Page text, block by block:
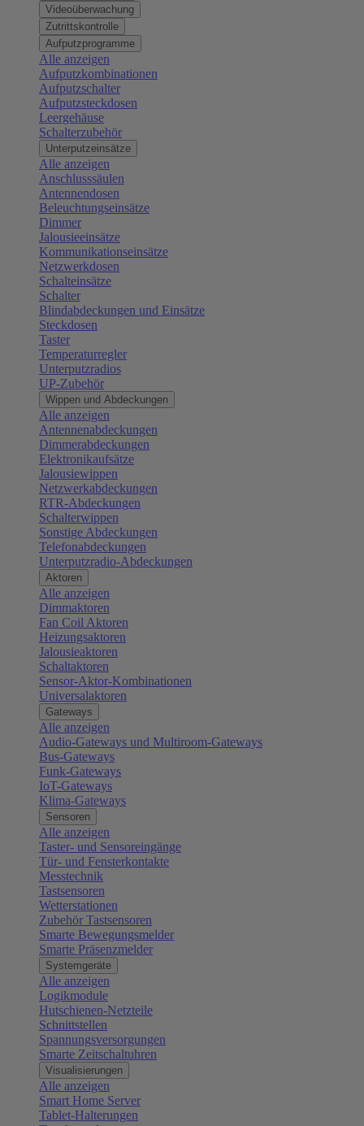
Videoüberwachung
Zutrittskontrolle
Aufputzprogramme
Alle anzeigen
Aufputzkombinationen
Aufputzschalter
Aufputzsteckdosen
Leergehäuse
Schalterzubehör
Unterputzeinsätze
Alle anzeigen
Anschlusssäulen
Antennendosen
Beleuchtungseinsätze
Dimmer
Jalousieeinsätze
Kommunikationseinsätze
Netzwerkdosen
Schalteinsätze
Schalter
Blindabdeckungen und Einsätze
Steckdosen
Taster
Temperaturregler
Unterputzradios
UP-Zubehör
Wippen und Abdeckungen
Alle anzeigen
Antennenabdeckungen
Dimmerabdeckungen
Elektronikaufsätze
Jalousiewippen
Netzwerkabdeckungen
RTR-Abdeckungen
Schalterwippen
Sonstige Abdeckungen
Telefonabdeckungen
Unterputzradio-Abdeckungen
Aktoren
Alle anzeigen
Dimmaktoren
Fan Coil Aktoren
Heizungsaktoren
Jalousieaktoren
Schaltaktoren
Sensor-Aktor-Kombinationen
Universalaktoren
Gateways
Alle anzeigen
Audio-Gateways und Multiroom-Gateways
Bus-Gateways
Funk-Gateways
IoT-Gateways
Klima-Gateways
Sensoren
Alle anzeigen
Taster- und Sensoreingänge
Tür- und Fensterkontakte
Messtechnik
Tastsensoren
Wetterstationen
Zubehör Tastsensoren
Smarte Bewegungsmelder
Smarte Präsenzmelder
Systemgeräte
Alle anzeigen
Logikmodule
Hutschienen-Netzteile
Schnittstellen
Spannungsversorgungen
Smarte Zeitschaltuhren
Visualisierungen
Alle anzeigen
Smart Home Server
Tablet-Halterungen